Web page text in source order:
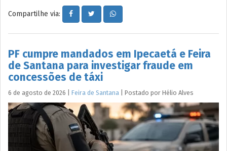
Compartilhe via:
PF cumpre mandados em Ipecaetá e Feira
de Santana para investigar fraude em
concessões de táxi
6 de agosto de 2026 Feira de Santana Postado por Hélio Alves